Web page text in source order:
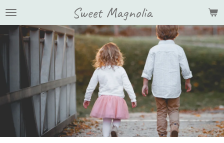
Ga
naar
hoofdinhoud
Sweet Magnolia